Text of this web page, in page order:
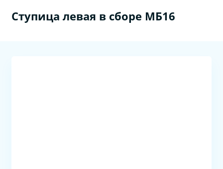
Ступица левая в сборе МБ16